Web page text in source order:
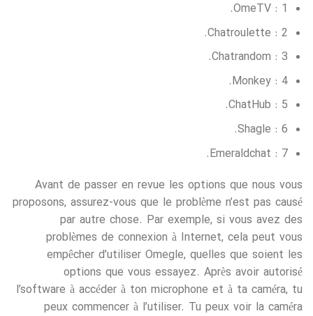
1 : OmeTV.
2 : Chatroulette.
3 : Chatrandom.
4 : Monkey.
5 : ChatHub.
6 : Shagle.
7 : Emeraldchat.
Avant de passer en revue les options que nous vous
proposons, assurez-vous que le problème n’est pas causé
par autre chose. Par exemple, si vous avez des
problèmes de connexion à Internet, cela peut vous
empêcher d’utiliser Omegle, quelles que soient les
options que vous essayez. Après avoir autorisé
l’software à accéder à ton microphone et à ta caméra, tu
peux commencer à l’utiliser. Tu peux voir la caméra